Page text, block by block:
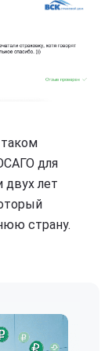
для
двух лет
страну.